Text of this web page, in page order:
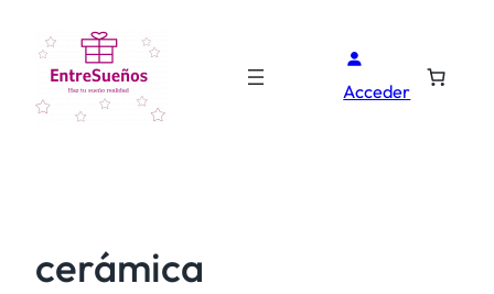
Acceder
cerámica